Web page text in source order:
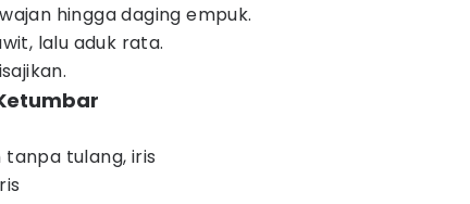
hingga daging empuk.
lalu aduk rata.
tulang, iris